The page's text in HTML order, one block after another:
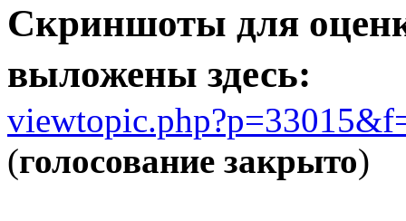
Скриншоты для
выложены здесь:
(голосование закрыто)